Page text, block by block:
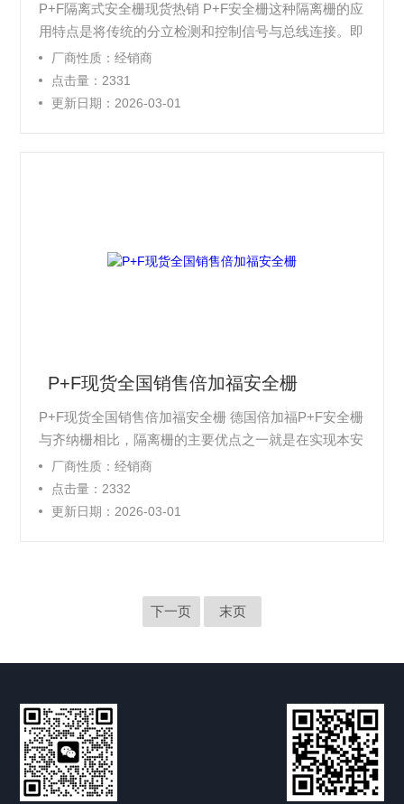
P+F隔离式安全栅现货热销 P+F安全栅这种隔离栅的应
用特点是将传统的分立检测和控制信号与总线连接。即
现场分立信号与隔离栅保持点对点连接，信号进入隔离
栅后被立即转为数字信号，经隔离栅内部CAN总线至G
ateway，由Gateway通过开放总线，与DOS或总线控
厂商性质：经销商
点击量：2331
更新日期：2026-03-01
P+F现货全国销售倍加福安全栅
P+F现货全国销售倍加福安全栅 德国倍加福P+F安全栅
与齐纳栅相比，隔离栅的主要优点之一就是在实现本安
防爆的同时，能与各种现场仪表和各款控制系统相配，
并完成用户制定的信号处理要求。KF系列隔离栅将这
种具有广泛适应性的特点发挥到极至。
厂商性质：经销商
点击量：2332
更新日期：2026-03-01
下一页 末页